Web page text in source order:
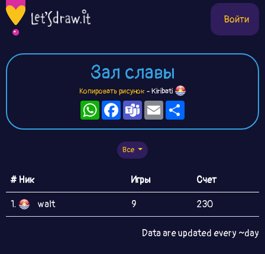
Войти
Зал славы
Копировать рисунок - Kiribati
WhatsAppFacebook
TeamsEmail
Все
# Ник Игры Счет
1. walt 9 230
Data are updated every ~day